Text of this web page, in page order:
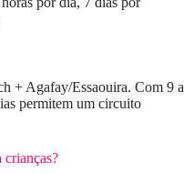
+ Agafay/Essaouira. Com 9 a
permitem um circuito
crianças?